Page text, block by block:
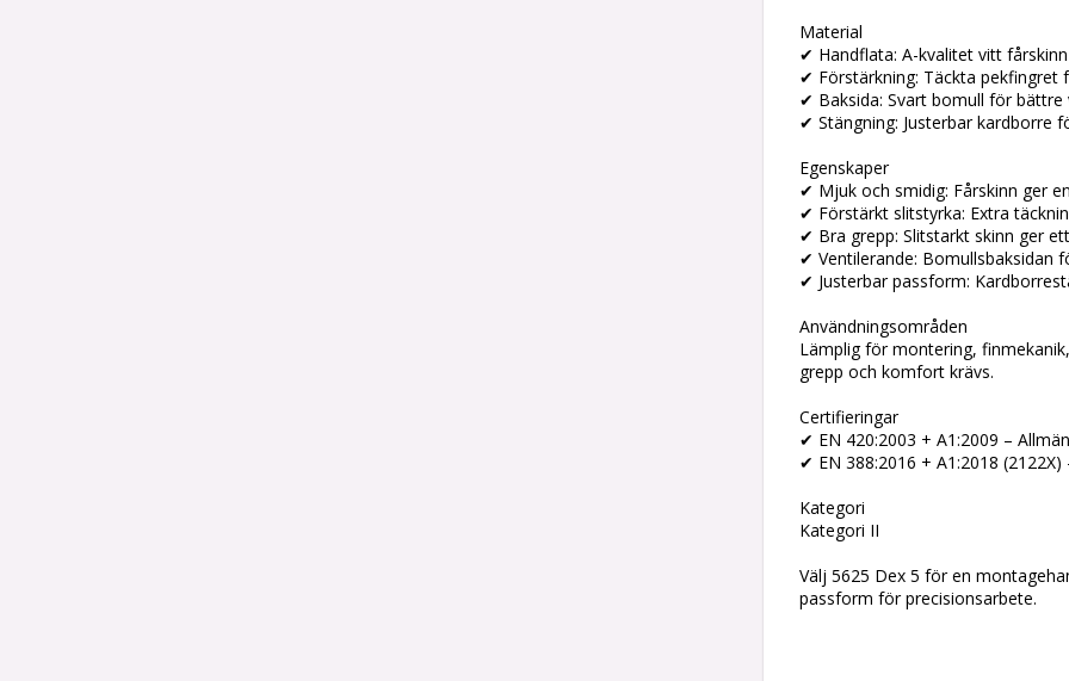
Material
✔ Handflata: A-kvalitet vitt
✔ Förstärkning: Täckta pekfingret
✔ Baksida: Svart bomull för
✔ Stängning: Justerbar kardborre
Egenskaper
✔ Mjuk och smidig: Fårskinn ger
✔ Förstärkt slitstyrka: Extra
✔ Bra grepp: Slitstarkt skinn ger
✔ Ventilerande: Bomullsbaksidan
✔ Justerbar passform:
Användningsområden
Lämplig för montering,
grepp och komfort krävs.
Certifieringar
✔ EN 420:2003 + A1:2009 –
✔ EN 388:2016 + A1:2018
Kategori
Kategori II
Välj 5625 Dex 5 för en
passform för precisionsarbete.